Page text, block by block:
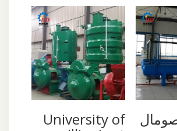
University of